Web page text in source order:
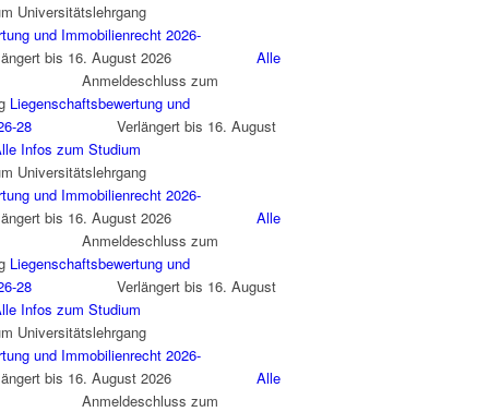
und Immobilienrecht 2026-
bis 16. August 2026
Alle
zum
Liegenschaftsbewertung und
28Verlängert bis 16. August
Infos zum Studium
und Immobilienrecht 2026-
bis 16. August 2026
Alle
Anmeldeschluss zum
Liegenschaftsbewertung und
28Verlängert bis 16. August
Infos zum Studium
und Immobilienrecht 2026-
bis 16. August 2026
Alle
zum